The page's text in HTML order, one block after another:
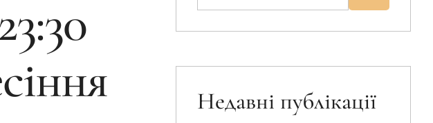
Недавні публікації